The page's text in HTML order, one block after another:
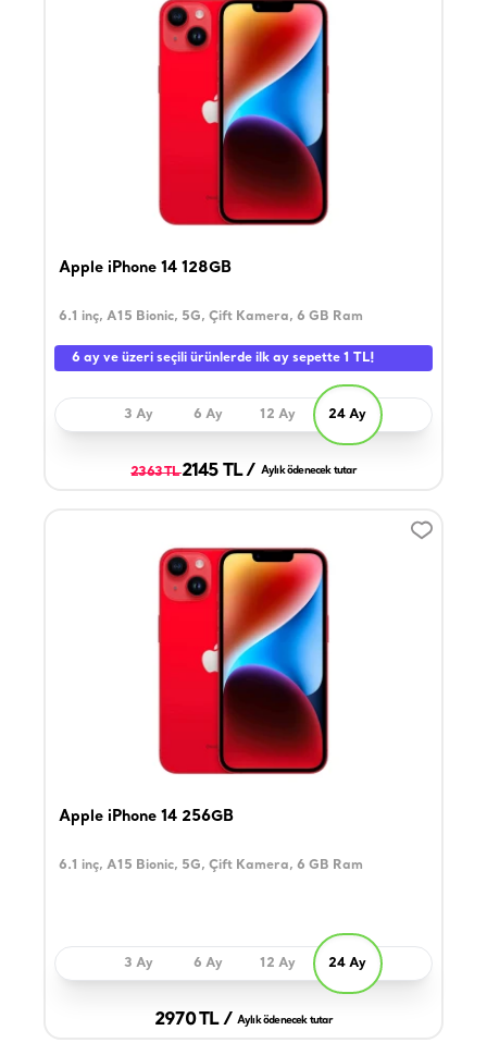
Apple iPhone 14 128GB
6.1 inç, A15 Bionic, 5G, Çift Kamera, 6 GB Ram
6 ay ve üzeri seçili ürünlerde ilk ay sepette 1 TL!
3 Ay 6 Ay 12 Ay 24 Ay
2363 TL2145 TL / Aylık ödenecek tutar
Apple iPhone 14 256GB
6.1 inç, A15 Bionic, 5G, Çift Kamera, 6 GB Ram
3 Ay 6 Ay 12 Ay 24 Ay
2970 TL / Aylık ödenecek tutar